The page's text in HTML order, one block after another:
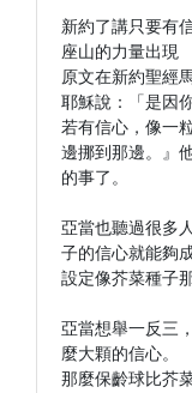
新約了講只要有
座山的力量出現
原文在新約聖經
耶穌說：「是因
若有信心，像一
邊挪到那邊。』
的事了。
亞當也聽過很多
子的信心就能夠
設定像芥菜種子
亞當想舉一反三
麼大顆的信心。
那麼保齡球比芥